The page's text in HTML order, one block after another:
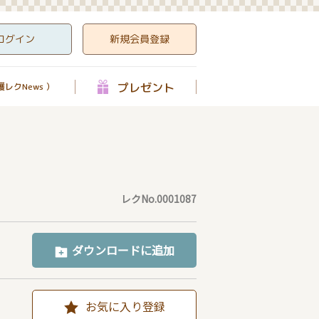
グイン 新規会員登録
レクNews ） プレゼント
レクNo.0001087
ダウンロードに追加
お気に入り登録